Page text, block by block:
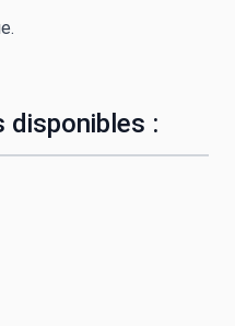
disponibles :